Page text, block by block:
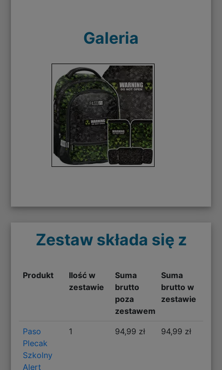
Galeria
Zestaw składa się z
Produkt
Ilość w
zestawie
Suma
brutto
poza
zestawem
Suma
brutto w
zestawie
Paso
Plecak
Szkolny
Alert
1 94,99 zł 94,99 zł